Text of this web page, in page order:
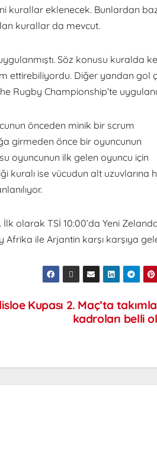
kurallar eklenecek. Bunlardan
kurallar da mevcut.
Söz konusu kuralda
ettirebiliyordu. Diğer yandan gol
Rugby Championship’te
önceden minik bir scrum
girmeden önce bir oyuncunun
oyuncunun ilk gelen oyuncu için
kuralı ise vücudun alt uzuvlarına
olarak TSİ 10:00’da Yeni
ile Arjantin karşı karşıya
Kupası 2. Maç’ta
kadroları belli